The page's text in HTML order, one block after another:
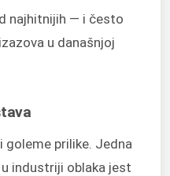
najhitnijih — i često
u današnjoj
goleme prilike. Jedna
industriji oblaka jest